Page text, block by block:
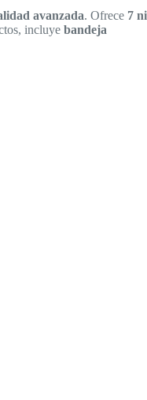
avanzada. Ofrece 7
incluye bandeja